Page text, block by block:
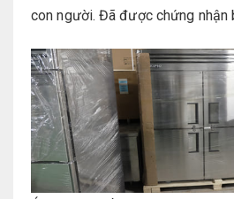
con người. Đã được chứng nhận